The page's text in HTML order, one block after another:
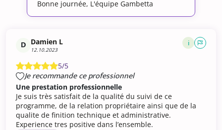
Bonne journée, L'équipe Gambetta
D Damien L
12.10.2023
i
5/5
Je recommande ce professionnel
Une prestation professionnelle
Je suis très satisfait de la qualité du suivi de ce
programme, de la relation propriétaire ainsi que de la
qualite de finition technique et administrative.
Experience tres positive dans l’ensemble.